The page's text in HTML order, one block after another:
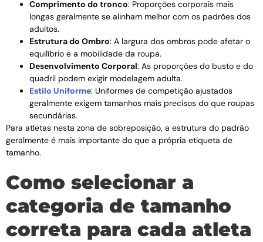
Comprimento do tronco: Proporções corporais mais
longas geralmente se alinham melhor com os padrões dos
adultos.
Estrutura do Ombro: A largura dos ombros pode afetar o
equilíbrio e a mobilidade da roupa.
Desenvolvimento Corporal: As proporções do busto e do
quadril podem exigir modelagem adulta.
Estilo Uniforme: Uniformes de competição ajustados
geralmente exigem tamanhos mais precisos do que roupas
secundárias.
Para atletas nesta zona de sobreposição, a estrutura do padrão
geralmente é mais importante do que a própria etiqueta de
tamanho.
Como selecionar a
categoria de tamanho
correta para cada atleta